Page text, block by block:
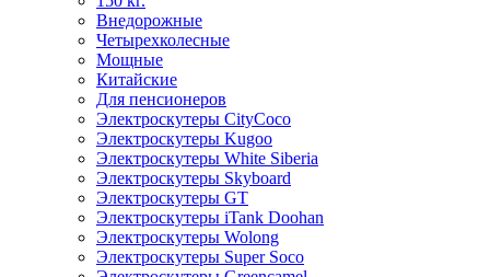
Внедорожные
Четырехколесные
Мощные
Китайские
Для пенсионеров
Электроскутеры CityCoco
Электроскутеры Kugoo
Электроскутеры White Siberia
Электроскутеры Skyboard
Электроскутеры GT
Электроскутеры iTank Doohan
Электроскутеры Wolong
Электроскутеры Super Soco